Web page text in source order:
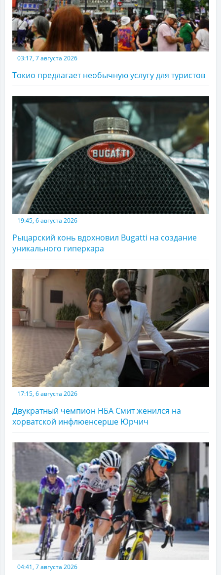
03:17, 7 августа 2026
Токио предлагает необычную услугу для туристов
19:45, 6 августа 2026
Рыцарский конь вдохновил Bugatti на создание
уникального гиперкара
17:15, 6 августа 2026
Двукратный чемпион НБА Смит женился на
хорватской инфлюенсерше Юрчич
04:41, 7 августа 2026